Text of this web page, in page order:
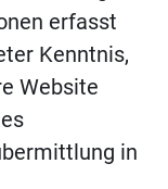
erfasst
Kenntnis,
Website
in